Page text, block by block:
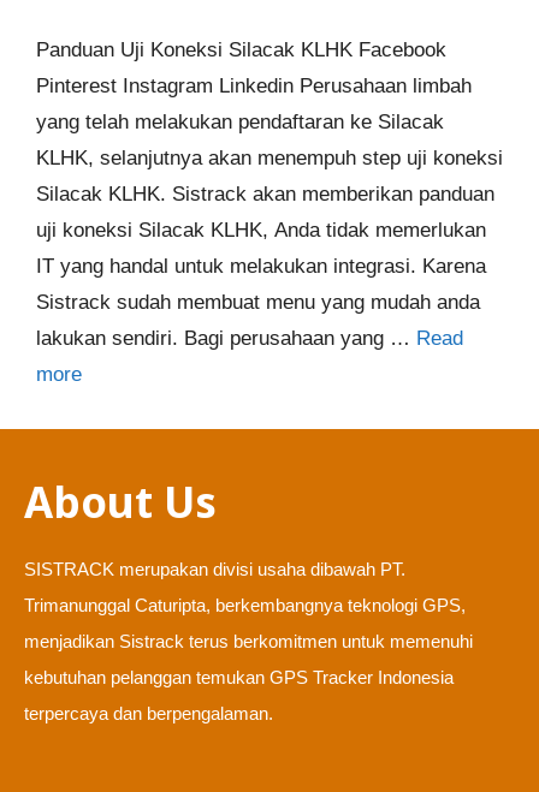
Panduan Uji Koneksi Silacak KLHK Facebook
Pinterest Instagram Linkedin Perusahaan limbah
yang telah melakukan pendaftaran ke Silacak
KLHK, selanjutnya akan menempuh step uji koneksi
Silacak KLHK. Sistrack akan memberikan panduan
uji koneksi Silacak KLHK, Anda tidak memerlukan
IT yang handal untuk melakukan integrasi. Karena
Sistrack sudah membuat menu yang mudah anda
lakukan sendiri. Bagi perusahaan yang … Read
more
About Us
SISTRACK merupakan divisi usaha dibawah PT.
Trimanunggal Caturipta, berkembangnya teknologi GPS,
menjadikan Sistrack terus berkomitmen untuk memenuhi
kebutuhan pelanggan temukan GPS Tracker Indonesia
terpercaya dan berpengalaman.